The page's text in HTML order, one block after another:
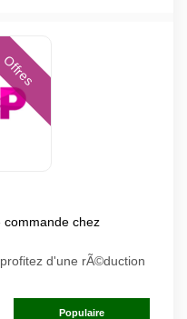
Offres
commande chez
d'une rÃ©duction
Populaire